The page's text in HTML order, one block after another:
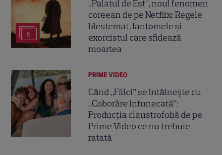
5
„Palatul de Est”, noul fenomen
coreean de pe Netflix: Regele
blestemat, fantomele și
exorcistul care sfidează
moartea
PRIME VIDEO
Când „Fălci” se întâlnește cu
„Coborâre întunecată”:
Producția claustrofobă de pe
Prime Video ce nu trebuie
ratată